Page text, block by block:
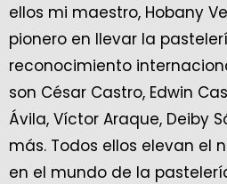
ellos mi maestro, Hobany
pionero en llevar la
reconocimiento
son César Castro, Edwin
Ávila, Víctor Araque, Deiby
más. Todos ellos elevan el
en el mundo de la